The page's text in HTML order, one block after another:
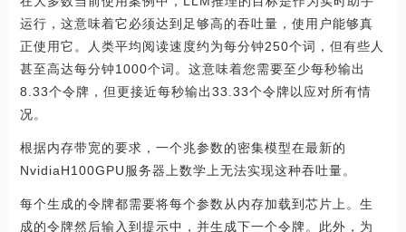
运行，这意味着它必须达到足够高的吞吐量，使用户能够真
正使用它。人类平均阅读速度约为每分钟250个词，但有些人
甚至高达每分钟1000个词。这意味着您需要至少每秒输出
8.33个令牌，但更接近每秒输出33.33个令牌以应对所有情
况。
根据内存带宽的要求，一个兆参数的密集模型在最新的
NvidiaH100GPU服务器上数学上无法实现这种吞吐量。
每个生成的令牌都需要将每个参数从内存加载到芯片上。生
成的令牌然后输入到提示中，并生成下一个令牌。此外，为